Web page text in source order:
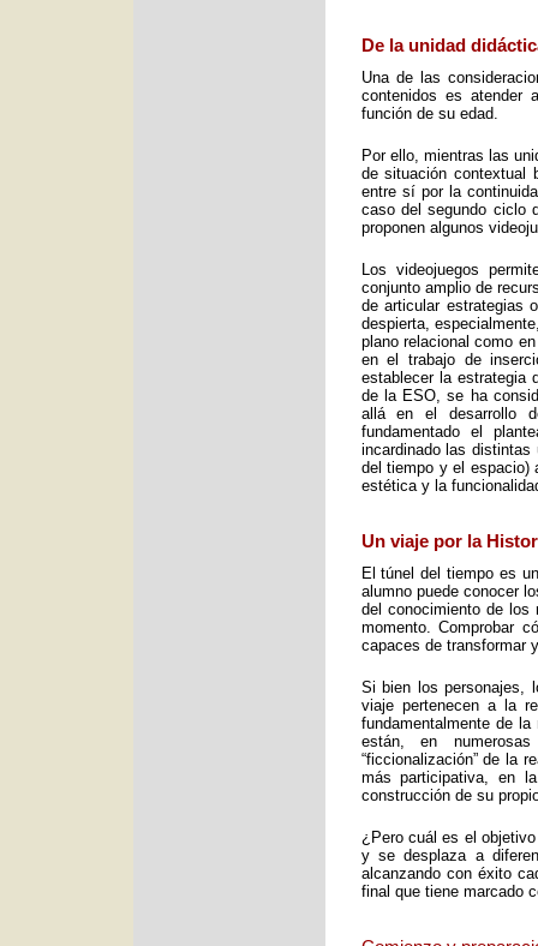
De la unidad
Una de las
contenidos es atender
función de su edad.
Por ello, mientras las
de situación contextual
entre sí por la
caso del segundo ciclo
proponen algunos
Los videojuegos
conjunto amplio de
de articular estrategias
despierta,
plano relacional como
en el trabajo de
establecer la estrategia
de la ESO, se ha
allá en el desarrollo
fundamentado el
incardinado las
del tiempo y el espacio)
estética y la
Un viaje por la
El túnel del tiempo es
alumno puede conocer
del conocimiento de
momento. Comprobar
capaces de transformar
Si bien los personajes,
viaje pertenecen a la
fundamentalmente de
están, en
“ficcionalización” de la
más participativa, en
construcción de su
¿Pero cuál es el
y se desplaza a
alcanzando con éxito
final que tiene marcado